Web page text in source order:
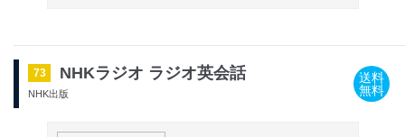
73 NHKラジオ ラジオ英会話
NHK出版
送料
無料